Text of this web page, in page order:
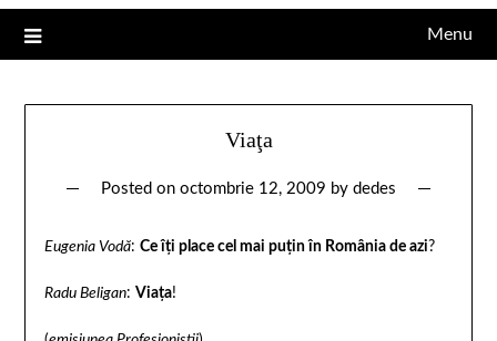
Menu
Viaţa
Posted on octombrie 12, 2009 by dedes
Eugenia Vodă: Ce îţi place cel mai puţin în România de azi ?
Radu Beligan: Viaţa!